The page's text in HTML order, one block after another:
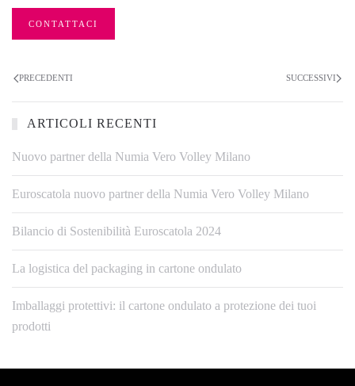
CONTATTACI
PRECEDENTI SUCCESSIVI
ARTICOLI RECENTI
Nuovo partner della Numia Vero Volley Milano
Euroscatola nuovo partner della Numia Vero Volley Milano
Bilancio di Sostenibilità Euroscatola 2024
La logistica del packaging in cartone ondulato
Imballaggi protettivi: il cartone ondulato a protezione dei tuoi
prodotti